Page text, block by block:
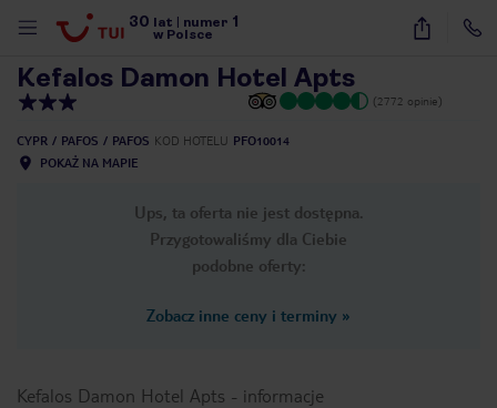
30 lat numer 1
w Polsce
37
Kefalos Damon Hotel Apts
(2772 opinie)
CYPR PAFOS PAFOS KOD HOTELU PFO10014
POKAŻ NA MAPIE
Ups, ta oferta nie jest dostępna.
Przygotowaliśmy dla Ciebie
podobne oferty:
Zobacz inne ceny i terminy »
Kefalos Damon Hotel Apts - informacje